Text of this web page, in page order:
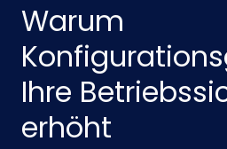
Warum
Ihre
erhöht